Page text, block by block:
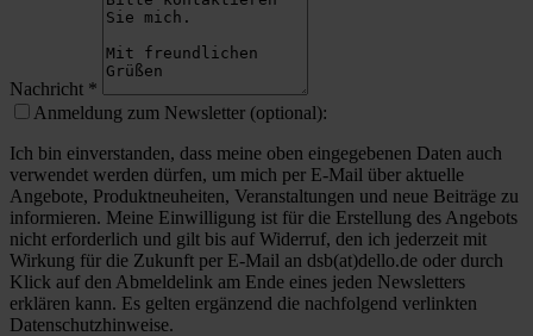
Nachricht *
Anmeldung zum Newsletter (optional):
Ich bin einverstanden, dass meine oben eingegebenen Daten auch
verwendet werden dürfen, um mich per E-Mail über aktuelle
Angebote, Produktneuheiten, Veranstaltungen und neue Beiträge zu
informieren. Meine Einwilligung ist für die Erstellung des Angebots
nicht erforderlich und gilt bis auf Widerruf, den ich jederzeit mit
Wirkung für die Zukunft per E-Mail an dsb(at)dello.de oder durch
Klick auf den Abmeldelink am Ende eines jeden Newsletters
erklären kann. Es gelten ergänzend die nachfolgend verlinkten
Datenschutzhinweise.